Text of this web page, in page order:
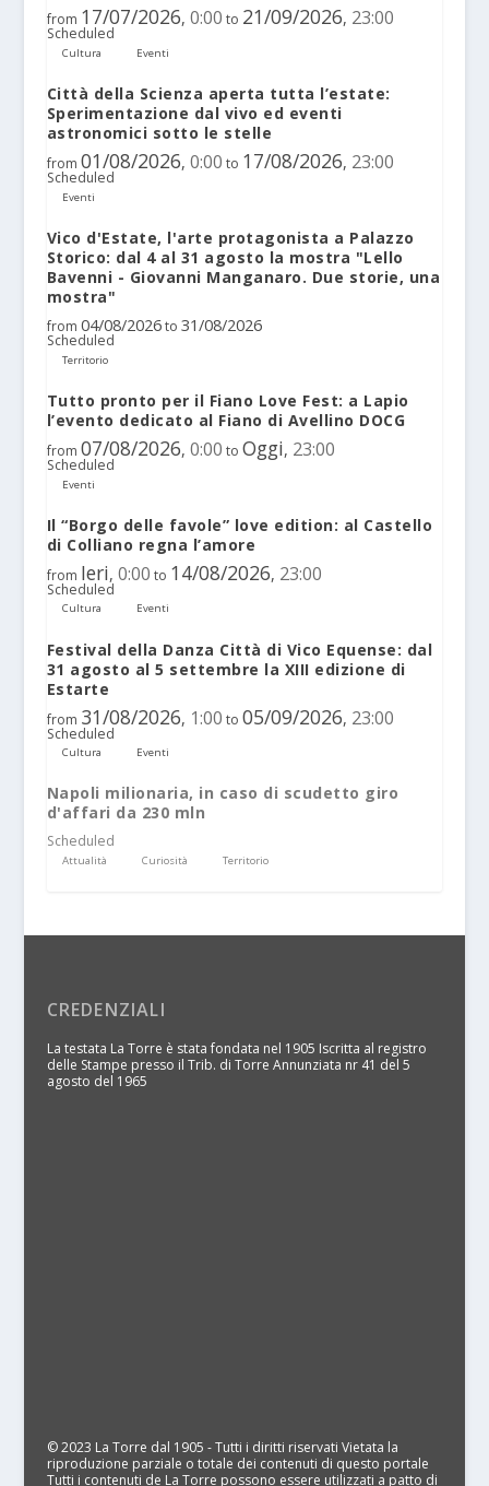
from 17/07/2026, 0:00 to 21/09/2026, 23:00
Scheduled
Cultura Eventi
Città della Scienza aperta tutta l’estate:
Sperimentazione dal vivo ed eventi
astronomici sotto le stelle
from 01/08/2026, 0:00 to 17/08/2026, 23:00
Scheduled
Eventi
Vico d'Estate, l'arte protagonista a Palazzo
Storico: dal 4 al 31 agosto la mostra "Lello
Bavenni - Giovanni Manganaro. Due storie, una
mostra"
from 04/08/2026 to 31/08/2026
Scheduled
Territorio
Tutto pronto per il Fiano Love Fest: a Lapio
l’evento dedicato al Fiano di Avellino DOCG
from 07/08/2026, 0:00 to Oggi, 23:00
Scheduled
Eventi
Il “Borgo delle favole” love edition: al Castello
di Colliano regna l’amore
from Ieri, 0:00 to 14/08/2026, 23:00
Scheduled
Cultura Eventi
Festival della Danza Città di Vico Equense: dal
31 agosto al 5 settembre la XIII edizione di
Estarte
from 31/08/2026, 1:00 to 05/09/2026, 23:00
Scheduled
Cultura Eventi
Napoli milionaria, in caso di scudetto giro
d'affari da 230 mln
Scheduled
Attualità Curiosità Territorio
CREDENZIALI
La testata La Torre è stata fondata nel 1905 Iscritta al registro
delle Stampe presso il Trib. di Torre Annunziata nr 41 del 5
agosto del 1965
© 2023 La Torre dal 1905 - Tutti i diritti riservati Vietata la
riproduzione parziale o totale dei contenuti di questo portale
Tutti i contenuti de La Torre possono essere utilizzati a patto di